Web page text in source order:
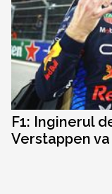
F1: Inginerul
Verstappen